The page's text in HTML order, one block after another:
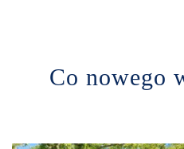
Co nowego